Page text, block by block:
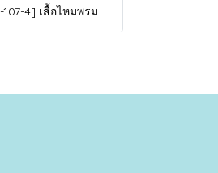
[พร้อมส่ง] [LJ-107-4] เสื้อไหมพรมลองจอนแบบกลมลายบัวสีแดง ด้านในซับขนวูลกันหนาว แขนยาว ใส่ติดลบได้ค่ะ